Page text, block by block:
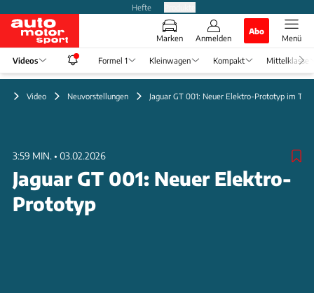
Hefte
Marken Anmelden
Abo
Menü
Videos Formel 1 Kleinwagen Kompakt Mittelklasse
Video Neuvorstellungen Jaguar GT 001: Neuer Elektro-Prototyp im Test
3:59 MIN. • 03.02.2026
Jaguar GT 001: Neuer Elektro-
Prototyp